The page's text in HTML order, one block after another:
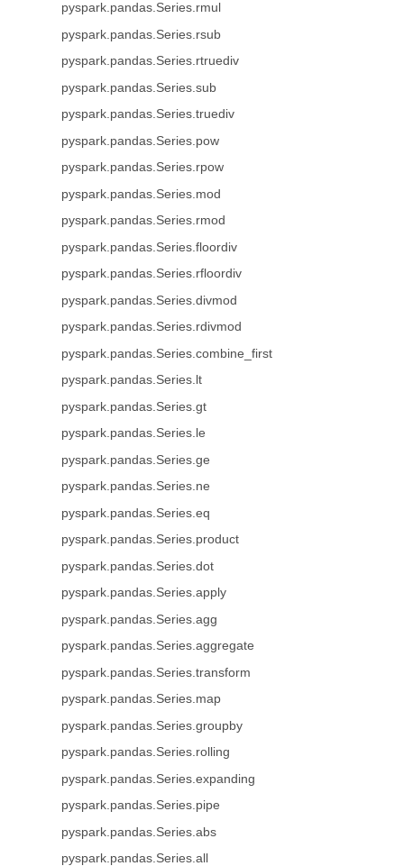
pyspark.pandas.Series.rmul
pyspark.pandas.Series.rsub
pyspark.pandas.Series.rtruediv
pyspark.pandas.Series.sub
pyspark.pandas.Series.truediv
pyspark.pandas.Series.pow
pyspark.pandas.Series.rpow
pyspark.pandas.Series.mod
pyspark.pandas.Series.rmod
pyspark.pandas.Series.floordiv
pyspark.pandas.Series.rfloordiv
pyspark.pandas.Series.divmod
pyspark.pandas.Series.rdivmod
pyspark.pandas.Series.combine_first
pyspark.pandas.Series.lt
pyspark.pandas.Series.gt
pyspark.pandas.Series.le
pyspark.pandas.Series.ge
pyspark.pandas.Series.ne
pyspark.pandas.Series.eq
pyspark.pandas.Series.product
pyspark.pandas.Series.dot
pyspark.pandas.Series.apply
pyspark.pandas.Series.agg
pyspark.pandas.Series.aggregate
pyspark.pandas.Series.transform
pyspark.pandas.Series.map
pyspark.pandas.Series.groupby
pyspark.pandas.Series.rolling
pyspark.pandas.Series.expanding
pyspark.pandas.Series.pipe
pyspark.pandas.Series.abs
pyspark.pandas.Series.all